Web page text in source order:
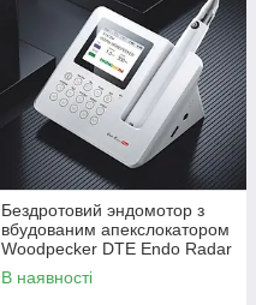
Бездротовий эндомотор з
вбудованим апекслокатором
Woodpecker DTE Endo Radar
PRO.
В наявності